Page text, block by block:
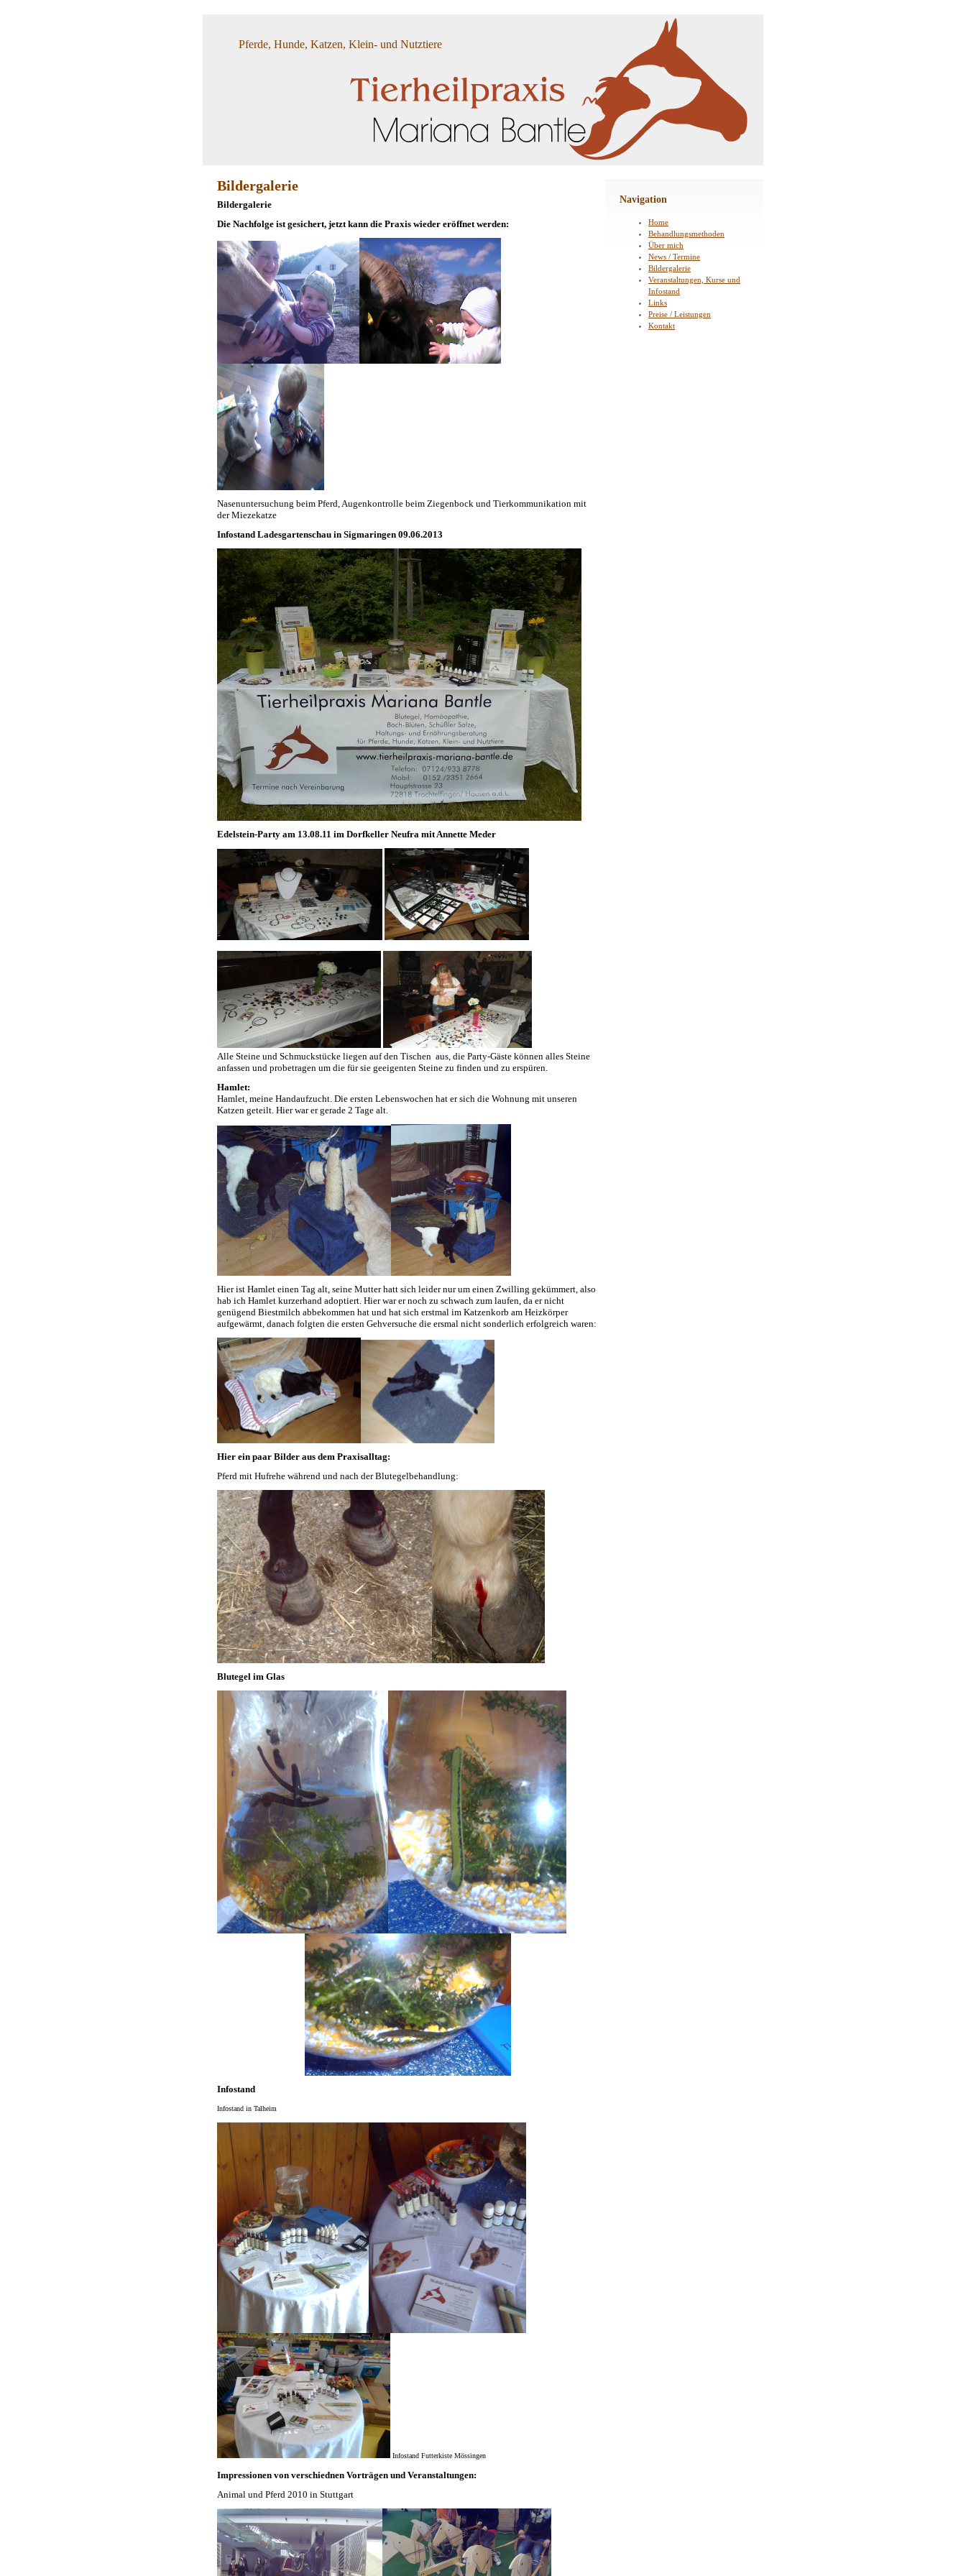
Pferde, Hunde, Katzen, Klein- und Nutztiere
Bildergalerie
Bildergalerie
Die Nachfolge ist gesichert, jetzt kann die Praxis wieder eröffnet werden:
Nasenuntersuchung beim Pferd, Augenkontrolle beim Ziegenbock und Tierkommunikation mit
der Miezekatze
Infostand Ladesgartenschau in Sigmaringen 09.06.2013
Edelstein-Party am 13.08.11 im Dorfkeller Neufra mit Annette Meder
Alle Steine und Schmuckstücke liegen auf den Tischen aus, die Party-Gäste können alles Steine
anfassen und probetragen um die für sie geeigenten Steine zu finden und zu erspüren.
Hamlet:
Hamlet, meine Handaufzucht. Die ersten Lebenswochen hat er sich die Wohnung mit unseren
Katzen geteilt. Hier war er gerade 2 Tage alt.
Hier ist Hamlet einen Tag alt, seine Mutter hatt sich leider nur um einen Zwilling gekümmert, also
hab ich Hamlet kurzerhand adoptiert. Hier war er noch zu schwach zum laufen, da er nicht
genügend Biestmilch abbekommen hat und hat sich erstmal im Katzenkorb am Heizkörper
aufgewärmt, danach folgten die ersten Gehversuche die ersmal nicht sonderlich erfolgreich waren:
Hier ein paar Bilder aus dem Praxisalltag:
Pferd mit Hufrehe während und nach der Blutegelbehandlung:
Blutegel im Glas
Infostand
Infostand in Talheim
Infostand Futterkiste Mössingen
Impressionen von verschiednen Vorträgen und Veranstaltungen:
Animal und Pferd 2010 in Stuttgart
Navigation
Home
Behandlungsmethoden
Über mich
News / Termine
Bildergalerie
Veranstaltungen, Kurse und
Infostand
Links
Preise / Leistungen
Kontakt